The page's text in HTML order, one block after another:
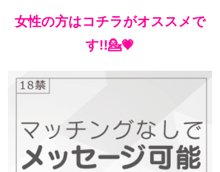
女性の方はコチラがオススメで
す!!💁💗